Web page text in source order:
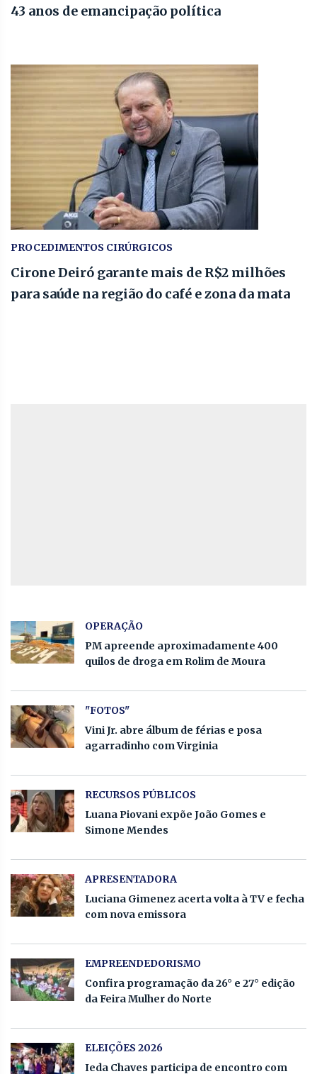
43 anos de emancipação política
PROCEDIMENTOS CIRÚRGICOS
Cirone Deiró garante mais de R$2 milhões
para saúde na região do café e zona da mata
OPERAÇÃO
PM apreende aproximadamente 400
quilos de droga em Rolim de Moura
"FOTOS"
Vini Jr. abre álbum de férias e posa
agarradinho com Virginia
RECURSOS PÚBLICOS
Luana Piovani expõe João Gomes e
Simone Mendes
APRESENTADORA
Luciana Gimenez acerta volta à TV e fecha
com nova emissora
EMPREENDEDORISMO
Confira programação da 26° e 27° edição
da Feira Mulher do Norte
ELEIÇÕES 2026
Ieda Chaves participa de encontro com